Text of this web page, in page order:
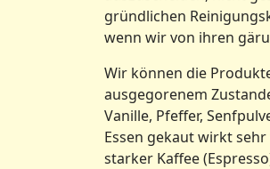
gründlichen
wenn wir von ihren
Wir können die
ausgegorenem
Vanille, Pfeffer,
Essen gekaut wirkt
starker Kaffee